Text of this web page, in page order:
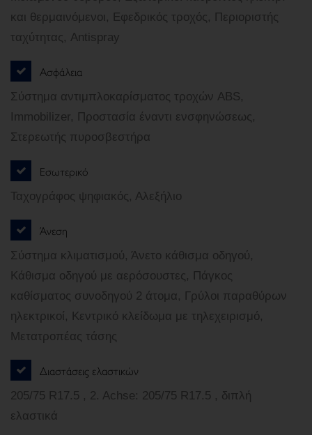
και θερμαινόμενοι, Εφεδρικός τροχός, Περιοριστής
ταχύτητας, Antispray
Ασφάλεια
Σύστημα αντιμπλοκαρίσματος τροχών ABS,
Immobilizer, Προστασία έναντι ενσφηνώσεως,
Στερεωτής πυροσβεστήρα
Εσωτερικό
Ταχογράφος ψηφιακός, Αλεξήλιο
Άνεση
Σύστημα κλιματισμού, Άνετο κάθισμα οδηγού,
Κάθισμα οδηγού με αερόσουστες, Πάγκος
καθίσματος συνοδηγού 2 άτομα, Γρύλοι παραθύρων
ηλεκτρικοί, Κεντρικό κλείδωμα με τηλεχειρισμό,
Μετατροπέας τάσης
Διαστάσεις ελαστικών
205/75 R17.5 , 2. Achse: 205/75 R17.5 , διπλή
ελαστικά